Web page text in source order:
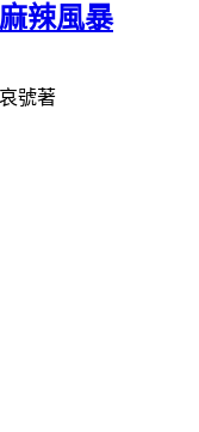
辣風暴
號著